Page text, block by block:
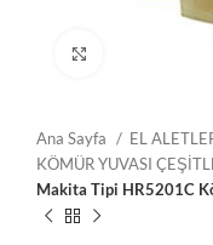
Ana Sayfa
EL
KÖMÜR YUVASI
Makita Tipi HR5201C